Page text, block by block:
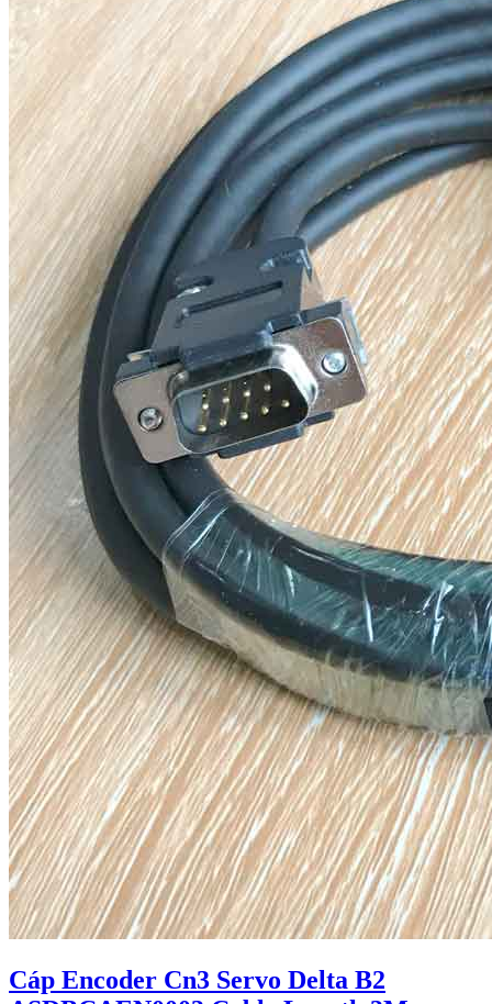
Cáp Encoder Cn3 Servo Delta B2